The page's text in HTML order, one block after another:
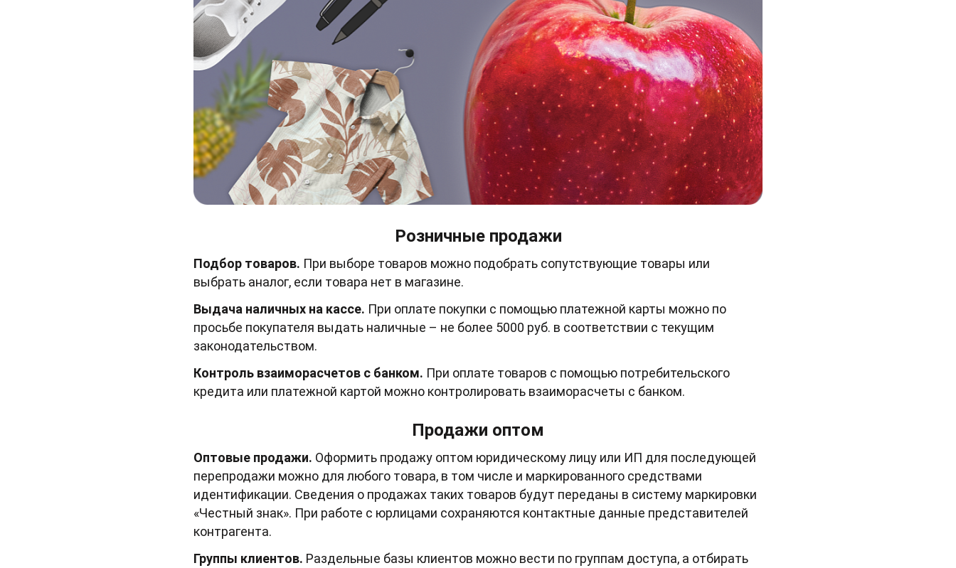
Розничные продажи
Подбор товаров. При выборе товаров можно подобрать сопутствующие товары или
выбрать аналог, если товара нет в магазине.
Выдача наличных на кассе. При оплате покупки с помощью платежной карты можно по
просьбе покупателя выдать наличные – не более 5000 руб. в соответствии с текущим
законодательством.
Контроль взаиморасчетов с банком. При оплате товаров с помощью потребительского
кредита или платежной картой можно контролировать взаиморасчеты с банком.
Продажи оптом
Оптовые продажи. Оформить продажу оптом юридическому лицу или ИП для последующей
перепродажи можно для любого товара, в том числе и маркированного средствами
идентификации. Сведения о продажах таких товаров будут переданы в систему маркировки
«Честный знак». При работе с юрлицами сохраняются контактные данные представителей
контрагента.
Группы клиентов. Раздельные базы клиентов можно вести по группам доступа, а отбирать